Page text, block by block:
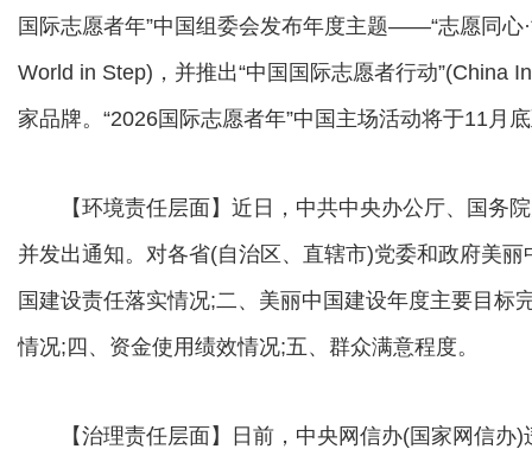
国际志愿者年”中国组委会发布年度主题——“志愿同心
World in Step)，并推出“中国国际志愿者行动”(China
家品牌。“2026国际志愿者年”中国主场活动将于11月
【环境责任层面】近日，中共中央办公厅、国务院
并发出通知。对各省(自治区、直辖市)党委和政府美
国建设责任落实情况;二、美丽中国建设年度主要目标
情况;四、资金使用绩效情况;五、群众满意程度。
【治理责任层面】日前，中央网信办(国家网信办)